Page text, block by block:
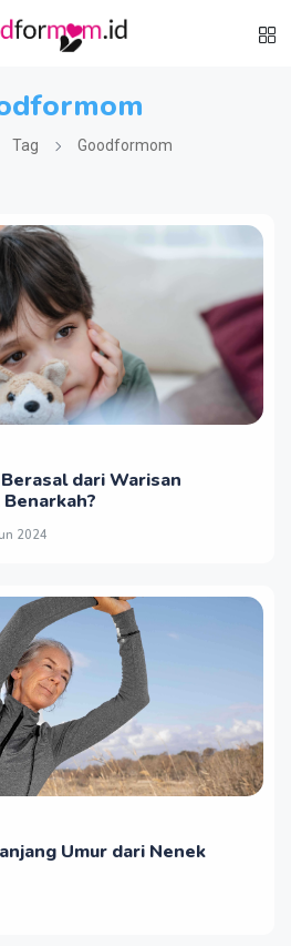
Tag Goodformom
dari Warisan
2024
Umur dari Nenek